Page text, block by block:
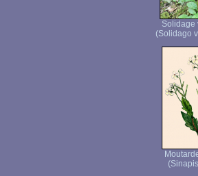
Solidage
(Solidago